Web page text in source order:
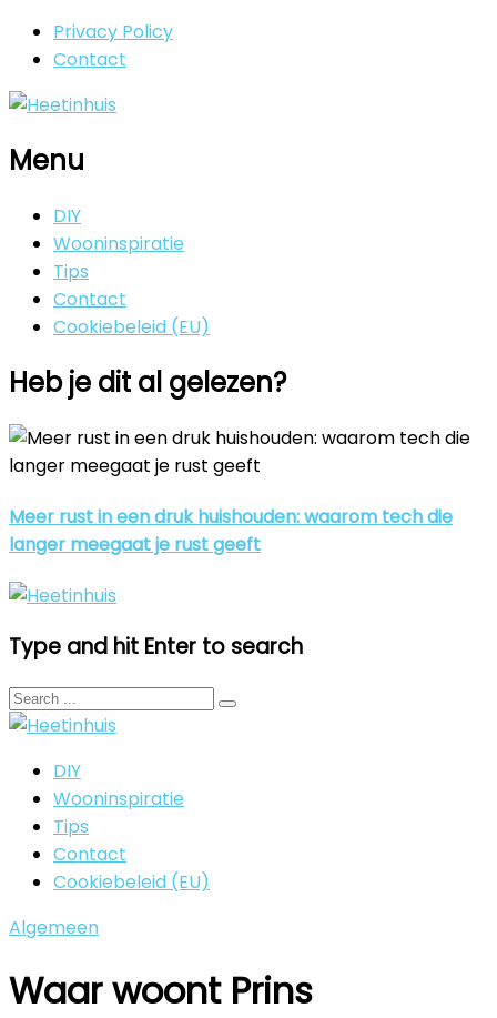
Privacy Policy
Contact
Menu
DIY
Wooninspiratie
Tips
Contact
Cookiebeleid (EU)
Heb je dit al gelezen?
Meer rust in een druk huishouden: waarom tech die
langer meegaat je rust geeft
Type and hit Enter to search
DIY
Wooninspiratie
Tips
Contact
Cookiebeleid (EU)
Algemeen
Waar woont Prins